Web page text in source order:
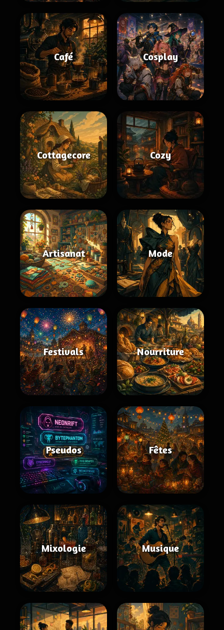
Café Cosplay
Cottagecore Cozy
Artisanat Mode
Festivals Nourriture
Pseudos Fêtes
Mixologie Musique